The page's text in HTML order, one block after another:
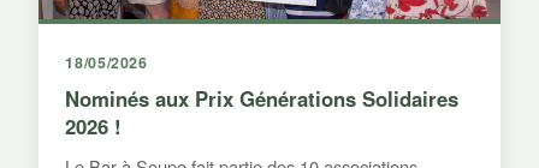
18/05/2026
Nominés aux Prix Générations Solidaires
2026 !